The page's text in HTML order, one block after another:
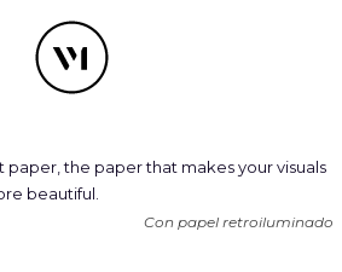
Con papel retroiluminado